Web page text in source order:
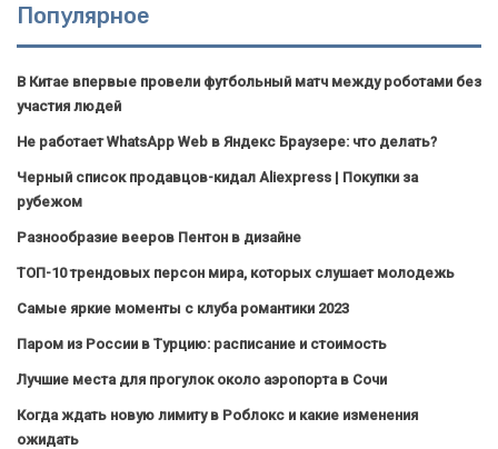
Популярное
В Китае впервые провели футбольный матч между роботами без
участия людей
Не работает WhatsApp Web в Яндекс Браузере: что делать?
Черный список продавцов-кидал Aliexpress | Покупки за
рубежом
Разнообразие вееров Пентон в дизайне
ТОП-10 трендовых персон мира, которых слушает молодежь
Самые яркие моменты с клуба романтики 2023
Паром из России в Турцию: расписание и стоимость
Лучшие места для прогулок около аэропорта в Сочи
Когда ждать новую лимиту в Роблокс и какие изменения
ожидать